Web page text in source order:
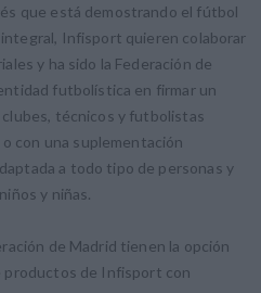
que está demostrando el fútbol
Infisport quieren colaborar
y ha sido la Federación de
futbolística en firmar un
técnicos y futbolistas
con una suplementación
a todo tipo de personas y
y niñas.
de Madrid tienen la opción
productos de Infisport con